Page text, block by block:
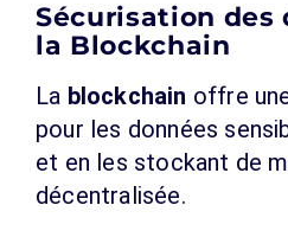
Sécurisation des
la Blockchain
La blockchain offre
pour les données
et en les stockant de
décentralisée.